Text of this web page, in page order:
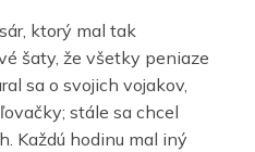
ktorý mal tak
šaty, že všetky peniaze
sa o svojich vojakov,
stále sa chcel
Každú hodinu mal iný